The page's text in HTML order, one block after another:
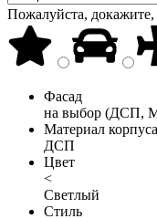
Пожалуйста,
Фасад
на выбор (ДСП,
Материал корпуса
ДСП
Цвет
<
Светлый
Стиль